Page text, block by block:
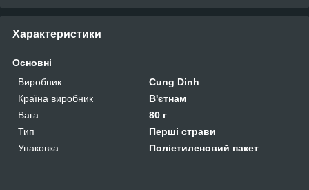
Характеристики
Основні
Виробник
Cung Dinh
Країна виробник
В'єтнам
Вага
80 г
Тип
Перші страви
Упаковка
Поліетиленовий пакет